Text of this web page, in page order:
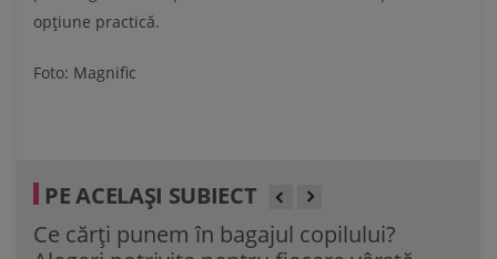
opțiune practică.
Foto: Magnific
PE ACELAȘI SUBIECT
Ce cărți punem în bagajul copilului?